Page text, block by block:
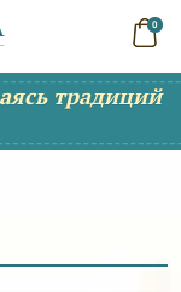
0
традиций